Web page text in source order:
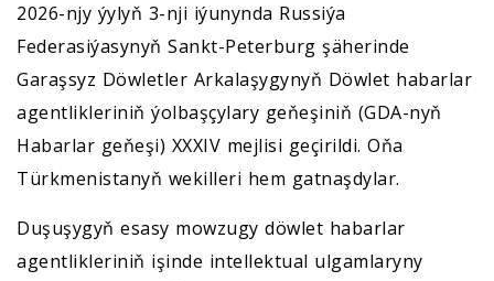
2026-njy ýylyň 3-nji iýunynda Russiýa
Federasiýasynyň Sankt-Peterburg şäherinde
Garaşsyz Döwletler Arkalaşygynyň Döwlet habarlar
agentlikleriniň ýolbaşçylary geňeşiniň (GDA-nyň
Habarlar geňeşi) XXXIV mejlisi geçirildi. Oňa
Türkmenistanyň wekilleri hem gatnaşdylar.
Duşuşygyň esasy mowzugy döwlet habarlar
agentlikleriniň işinde intellektual ulgamlaryny